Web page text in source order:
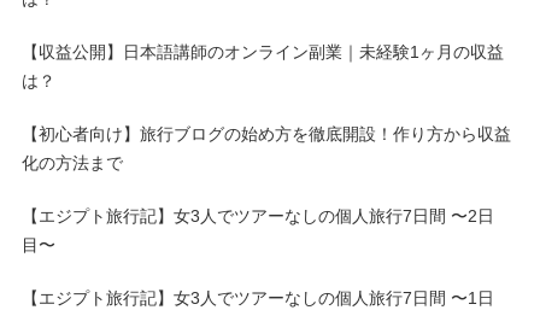
【収益公開】日本語講師のオンライン副業｜未経験1ヶ月の収益
は？
【初心者向け】旅行ブログの始め方を徹底開設！作り方から収益
化の方法まで
【エジプト旅行記】女3人でツアーなしの個人旅行7日間 〜2日
目〜
【エジプト旅行記】女3人でツアーなしの個人旅行7日間 〜1日